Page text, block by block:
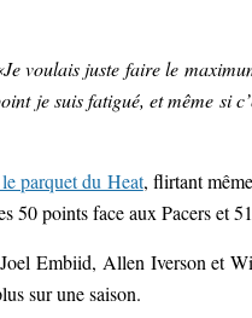
voulais juste faire le
je suis fatigué, et même si
parquet du Heat, flirtant
50 points face aux Pacers et
Embiid, Allen Iverson et
sur une saison.